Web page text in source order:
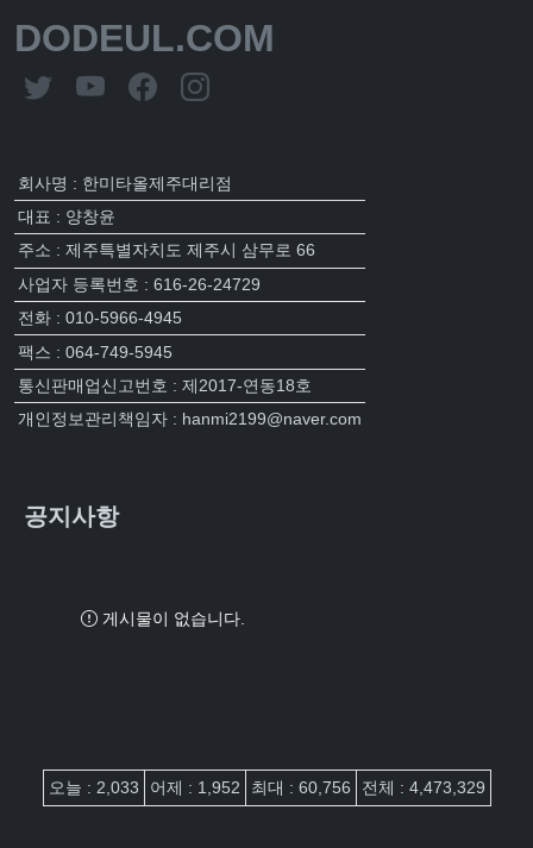
DODEUL.COM
회사명 : 한미타올제주대리점
대표 : 양창윤
주소 : 제주특별자치도 제주시 삼무로 66
사업자 등록번호 : 616-26-24729
전화 : 010-5966-4945
팩스 : 064-749-5945
통신판매업신고번호 : 제2017-연동18호
개인정보관리책임자 : hanmi2199@naver.com
공지사항
게시물이 없습니다.
접속자집계
오늘 : 2,033 어제 : 1,952 최대 : 60,756 전체 : 4,473,329